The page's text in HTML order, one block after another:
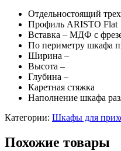
Отдельностоящий
Профиль ARISTO Flat
Вставка – МДФ с
По периметру шкафа
Ширина –
Высота –
Глубина –
Каретная стяжка
Наполнение шкафа
Категории: Шкафы для
Похожие товары